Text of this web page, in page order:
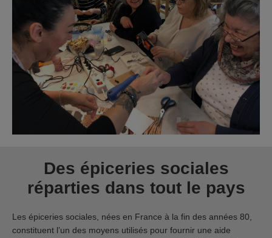
Des épiceries sociales
réparties dans tout le pays
Les épiceries sociales, nées en France à la fin des années 80,
constituent l’un des moyens utilisés pour fournir une aide